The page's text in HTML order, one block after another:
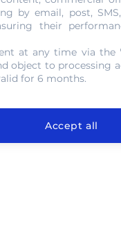
by email, post,
their
at any time via the
object to processing
for 6 months.
Accept all